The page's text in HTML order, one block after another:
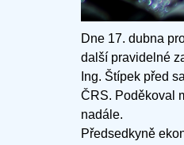
Dne 17. dubna
další pravidelné
Ing. Štípek před
ČRS. Poděkoval
nadále.
Předsedkyně